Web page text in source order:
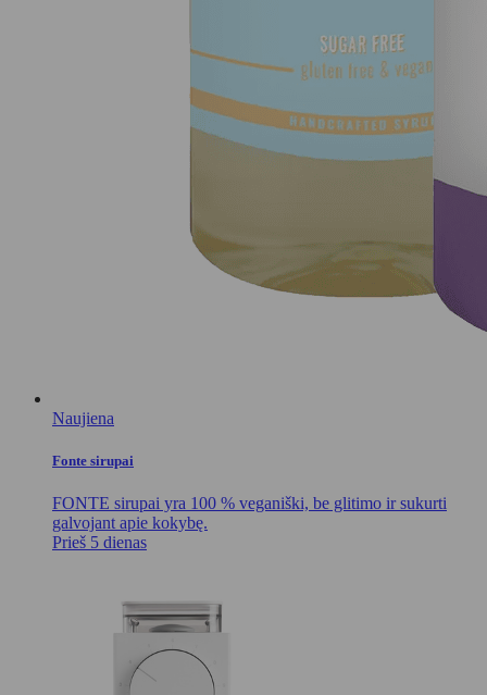
Naujiena
Fonte sirupai
FONTE sirupai yra 100 % veganiški, be glitimo ir sukurti
galvojant apie kokybę.
Prieš 5 dienas